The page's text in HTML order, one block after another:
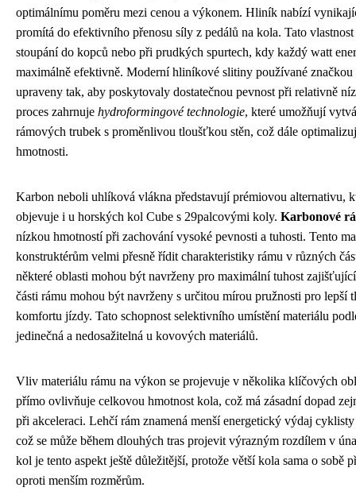
optimálnímu poměru mezi cenou a výkonem. Hliník nabízí
promítá do efektivního přenosu síly z pedálů na kola. Tato
stoupání do kopců nebo při prudkých spurtech, kdy každý watt
maximálně efektivně. Moderní hliníkové slitiny používané značkou
upraveny tak, aby poskytovaly dostatečnou pevnost při relativně
proces zahrnuje hydroformingové technologie, které umožňují
rámových trubek s proměnlivou tloušťkou stěn, což dále
hmotnosti.
Karbon neboli uhlíková vlákna představují prémiovou alternativu,
objevuje i u horských kol Cube s 29palcovými koly. Karbonové
nízkou hmotností při zachování vysoké pevnosti a tuhosti. Tento
konstruktérům velmi přesně řídit charakteristiky rámu v různých
některé oblasti mohou být navrženy pro maximální tuhost
části rámu mohou být navrženy s určitou mírou pružnosti pro lepší
komfortu jízdy. Tato schopnost selektivního umístění materiálu
jedinečná a nedosažitelná u kovových materiálů.
Vliv materiálu rámu na výkon se projevuje v několika klíčových
přímo ovlivňuje celkovou hmotnost kola, což má zásadní dopad
při akceleraci. Lehčí rám znamená menší energetický výdaj
což se může během dlouhých tras projevit výrazným rozdílem v
kol je tento aspekt ještě důležitější, protože větší kola sama o sobě
oproti menším rozměrům.